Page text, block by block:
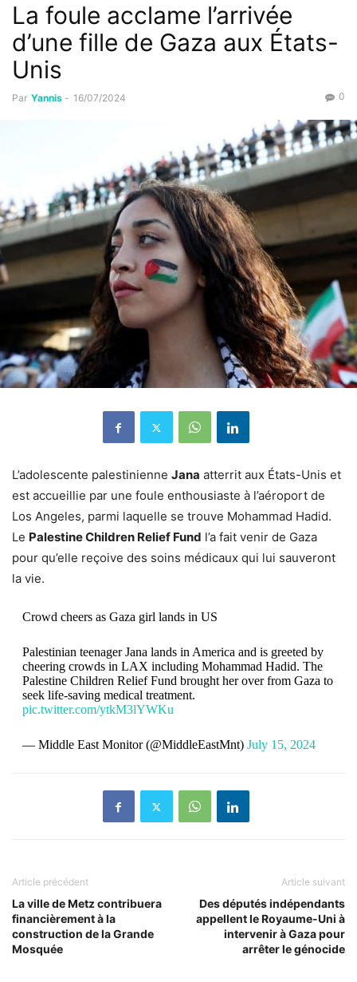
La foule acclame l’arrivée
d’une fille de Gaza aux États-
Unis
Par Yannis - 16/07/2024 0
L’adolescente palestinienne Jana atterrit aux États-Unis et
est accueillie par une foule enthousiaste à l’aéroport de
Los Angeles, parmi laquelle se trouve Mohammad Hadid.
Le Palestine Children Relief Fund l’a fait venir de Gaza
pour qu’elle reçoive des soins médicaux qui lui sauveront
la vie.
Crowd cheers as Gaza girl lands in US
Palestinian teenager Jana lands in America and is greeted by
cheering crowds in LAX including Mohammad Hadid. The
Palestine Children Relief Fund brought her over from Gaza to
seek life-saving medical treatment.
pic.twitter.com/ytkM3lYWKu
— Middle East Monitor (@MiddleEastMnt) July 15, 2024
Article précédent
La ville de Metz contribuera
financièrement à la
construction de la Grande
Mosquée
Article suivant
Des députés indépendants
appellent le Royaume-Uni à
intervenir à Gaza pour
arrêter le génocide